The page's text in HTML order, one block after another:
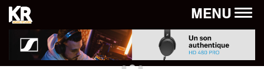
MENU
Panneau de gestion des cookies